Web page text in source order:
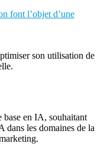
font l’objet d’une
son utilisation de
base en IA, souhaitant
dans les domaines de la